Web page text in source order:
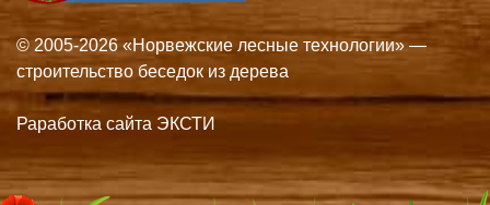
© 2005-2026 «Норвежские лесные технологии» —
строительство беседок из дерева
Раработка сайта ЭКСТИ